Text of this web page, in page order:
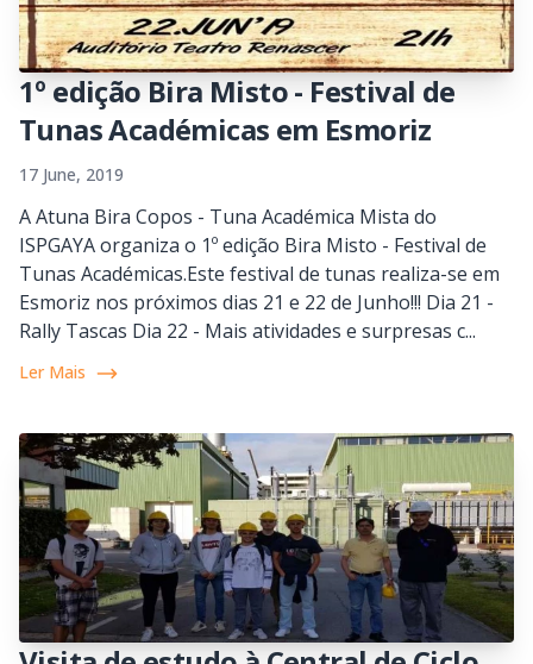
1º edição Bira Misto - Festival de
Tunas Académicas em Esmoriz
17 June, 2019
A Atuna Bira Copos - Tuna Académica Mista do
ISPGAYA organiza o 1º edição Bira Misto - Festival de
Tunas Académicas.Este festival de tunas realiza-se em
Esmoriz nos próximos dias 21 e 22 de Junho!!! Dia 21 -
Rally Tascas Dia 22 - Mais atividades e surpresas c...
Ler Mais